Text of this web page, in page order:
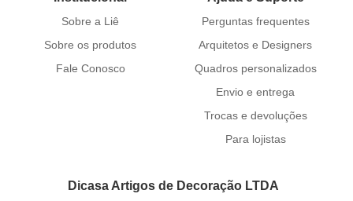
Sobre a Liê
Sobre os produtos
Fale Conosco
Perguntas frequentes
Arquitetos e Designers
Quadros personalizados
Envio e entrega
Trocas e devoluções
Para lojistas
Dicasa Artigos de Decoração LTDA